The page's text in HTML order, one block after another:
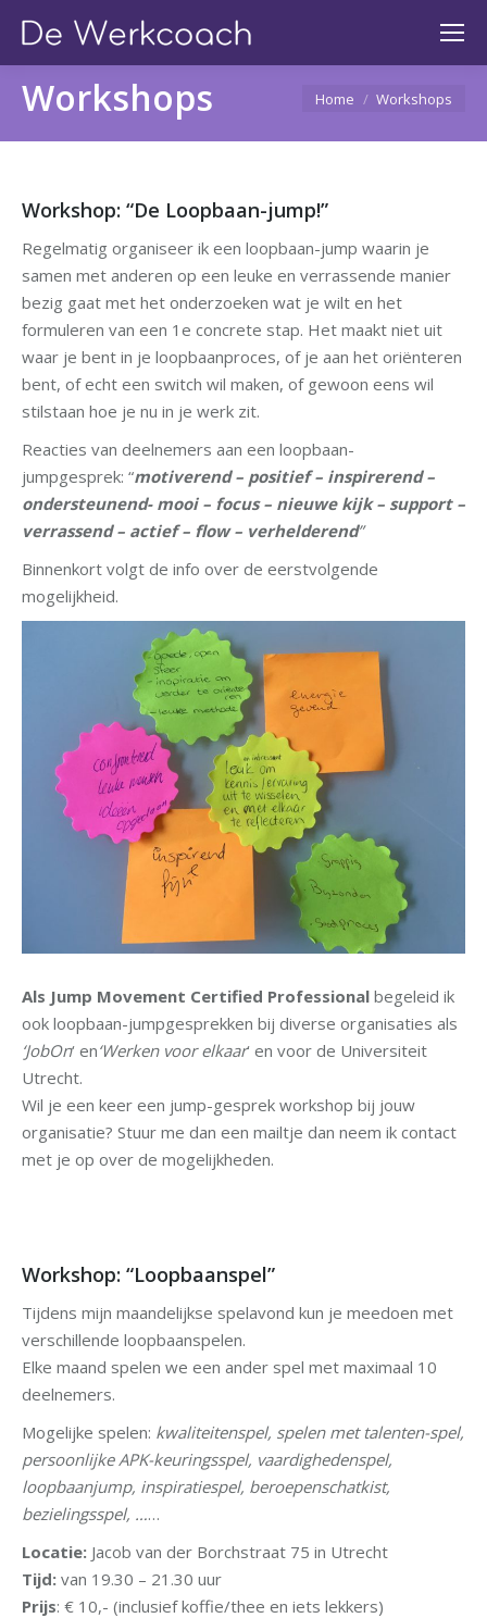
Workshops You are here:
Home Workshops
Workshop: “De Loopbaan-jump!”
Regelmatig organiseer ik een loopbaan-jump waarin je
samen met anderen op een leuke en verrassende manier
bezig gaat met het onderzoeken wat je wilt en het
formuleren van een 1e concrete stap. Het maakt niet uit
waar je bent in je loopbaanproces, of je aan het oriënteren
bent, of echt een switch wil maken, of gewoon eens wil
stilstaan hoe je nu in je werk zit.
Reacties van deelnemers aan een loopbaan-
jumpgesprek: “motiverend – positief – inspirerend –
ondersteunend- mooi – focus – nieuwe kijk – support –
verrassend – actief – flow – verhelderend”
Binnenkort volgt de info over de eerstvolgende
mogelijkheid.
Als Jump Movement Certified Professional begeleid ik
ook loopbaan-jumpgesprekken bij diverse organisaties als
‘JobOn‘ en‘Werken voor elkaar‘ en voor de Universiteit
Utrecht.
Wil je een keer een jump-gesprek workshop bij jouw
organisatie? Stuur me dan een mailtje dan neem ik contact
met je op over de mogelijkheden.
Workshop: “Loopbaanspel”
Tijdens mijn maandelijkse spelavond kun je meedoen met
verschillende loopbaanspelen.
Elke maand spelen we een ander spel met maximaal 10
deelnemers.
Mogelijke spelen: kwaliteitenspel, spelen met talenten-spel,
persoonlijke APK-keuringsspel, vaardighedenspel,
loopbaanjump, inspiratiespel, beroepenschatkist,
bezielingsspel, ……
Locatie: Jacob van der Borchstraat 75 in Utrecht
Tijd: van 19.30 – 21.30 uur
Prijs: € 10,- (inclusief koffie/thee en iets lekkers)